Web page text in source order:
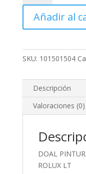
VINILICA
VERDE
MAR
LT
cantidad
Añadir al
SKU: 101501504
Descripción
Valoraciones (0)
DOAL
ROLUX LT